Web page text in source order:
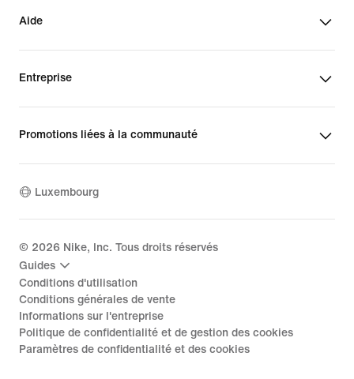
Aide
Entreprise
Promotions liées à la communauté
Luxembourg
© 2026 Nike, Inc. Tous droits réservés
Guides
Conditions d'utilisation
Conditions générales de vente
Informations sur l'entreprise
Politique de confidentialité et de gestion des cookies
Paramètres de confidentialité et des cookies